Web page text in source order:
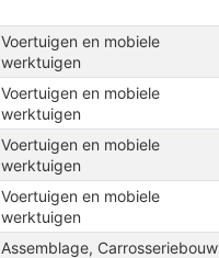
Voertuigen en mobiele
werktuigen
Voertuigen en mobiele
werktuigen
Voertuigen en mobiele
werktuigen
Voertuigen en mobiele
werktuigen
Assemblage, Carrosseriebouw